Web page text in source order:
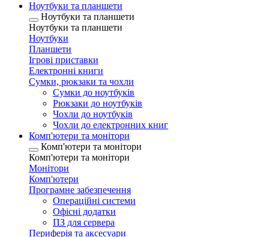
Ноутбуки та планшети
Ноутбуки та планшети
Ноутбуки та планшети
Ноутбуки
Планшети
Ігрові приставки
Електронні книги
Сумки, рюкзаки та чохли
Сумки до ноутбуків
Рюкзаки до ноутбуків
Чохли до ноутбуків
Чохли до електронних книг
Комп'ютери та монітори
Комп'ютери та монітори
Комп'ютери та монітори
Монітори
Комп'ютери
Програмне забезпечення
Операційні системи
Офісні додатки
ПЗ для сервера
Периферія та аксесуари